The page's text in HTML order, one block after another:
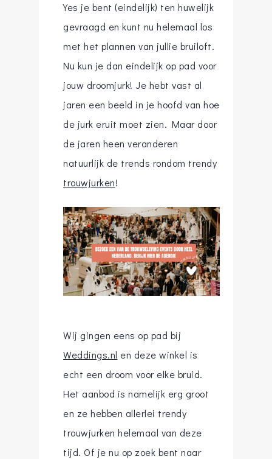
Yes je bent (eindelijk) ten huwelijk
gevraagd en kunt nu helemaal los
met het plannen van jullie bruiloft.
Nu kun je dan eindelijk op pad voor
jouw droomjurk! Je hebt vast al
jaren een beeld in je hoofd van hoe
de jurk eruit moet zien. Maar door
de jaren heen veranderen
natuurlijk de trends rondom trendy
trouwjurken!
Wij gingen eens op pad bij
Weddings.nl en deze winkel is
echt een droom voor elke bruid.
Het aanbod is namelijk erg groot
en ze hebben allerlei trendy
trouwjurken helemaal van deze
tijd. Of je nu op zoek bent naar